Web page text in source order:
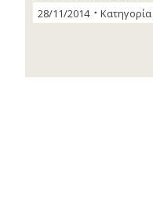
28/11/2014 Κατηγορία